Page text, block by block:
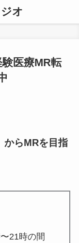
オ
験医療MR転
からMRを目指
21時の間